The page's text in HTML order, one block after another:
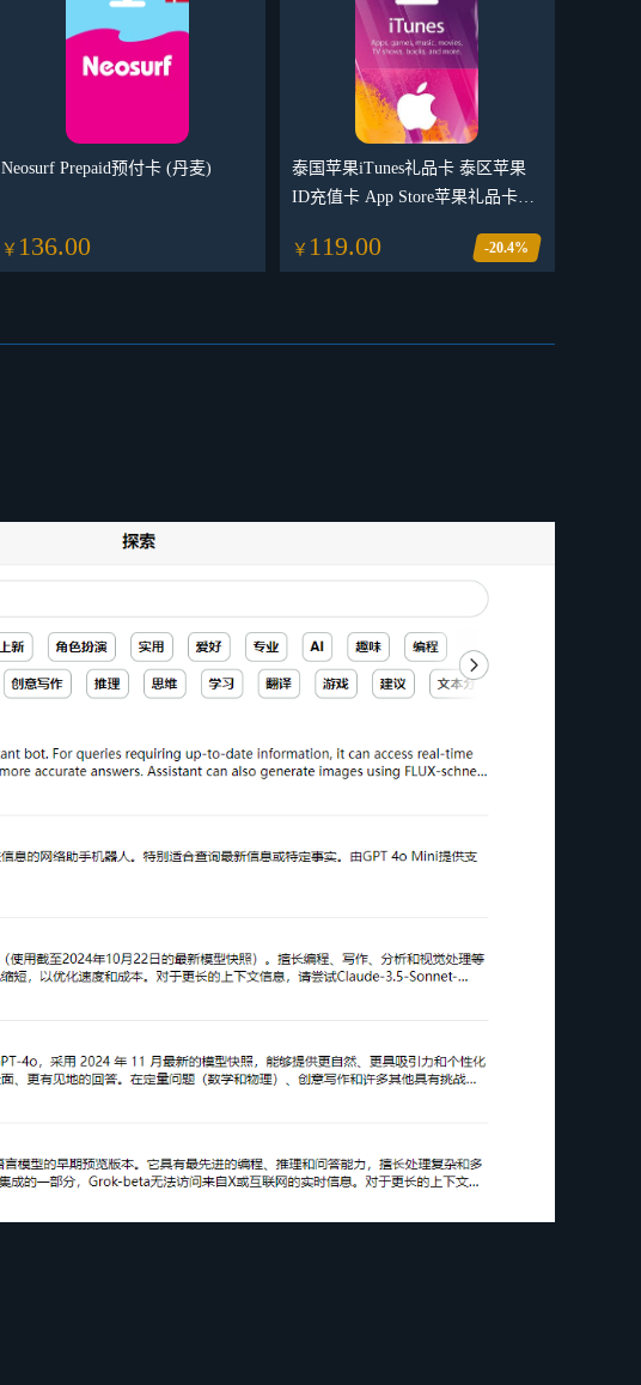
Neosurf Prepaid预付卡 (丹麦)
￥ 136.00
泰国苹果iTunes礼品卡 泰区苹果
ID充值卡 App Store苹果礼品卡兑
￥ 119.00 -20.4%